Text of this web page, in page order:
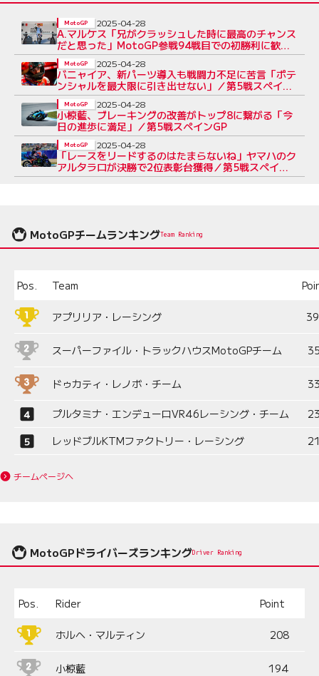
A.マルケス「兄がクラッシュした時に最高のチャンス
だと思った」MotoGP参戦94戦目での初勝利に歓喜
／第5戦スペインGP
MotoGP 2025-04-28
バニャイア、新パーツ導入も戦闘力不足に苦言「ポテ
ンシャルを最大限に引き出せない」／第5戦スペイン
GP
MotoGP 2025-04-28
小椋藍、ブレーキングの改善がトップ8に繋がる「今
日の進歩に満足」／第5戦スペインGP
MotoGP 2025-04-28
「レースをリードするのはたまらないね」ヤマハのク
アルタラロが決勝で2位表彰台獲得／第5戦スペイン
GP
MotoGP 2025-04-28
MotoGPチームランキングTeam Ranking
Pos. Team
アプリリア・レーシング
スーパーファイル・トラックハウスMotoGPチーム
ドゥカティ・レノボ・チーム
プルタミナ・エンデューロVR46レーシング・チーム
レッドブルKTMファクトリー・レーシング
チームページへ
MotoGPドライバーズランキングDriver Ranking
Pos. Rider Point
ホルヘ・マルティン 208
小椋藍 194